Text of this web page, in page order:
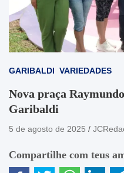
GARIBALDI VARIEDADES
Nova praça
Garibaldi
5 de agosto de 2025
Compartilhe com teus